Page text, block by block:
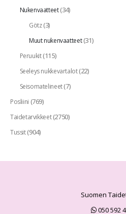
Nukenvaatteet(34)
Götz(3)
Muut nukenvaatteet(31)
Peruukit(115)
Seeleys nukkevartalot(22)
Seisomatelineet(7)
Posliini (769)
Taidetarvikkeet(2750)
Tussit(904)
Suomen
050 592